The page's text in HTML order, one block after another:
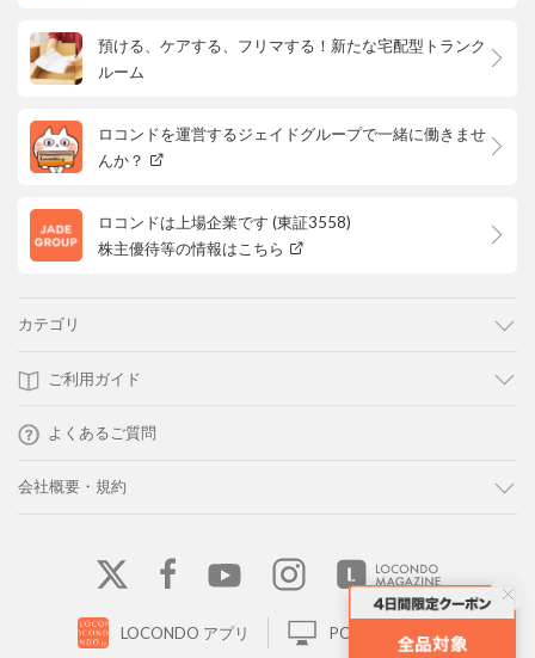
預ける、ケアする、フリマする！新たな宅配型トランク
ルーム
ロコンドを運営するジェイドグループで一緒に働きませ
んか？
ロコンドは上場企業です (東証3558)
株主優待等の情報はこちら
カテゴリ
ご利用ガイド
よくあるご質問
会社概要・規約
LOCONDO アプリ PC版サイトを表示